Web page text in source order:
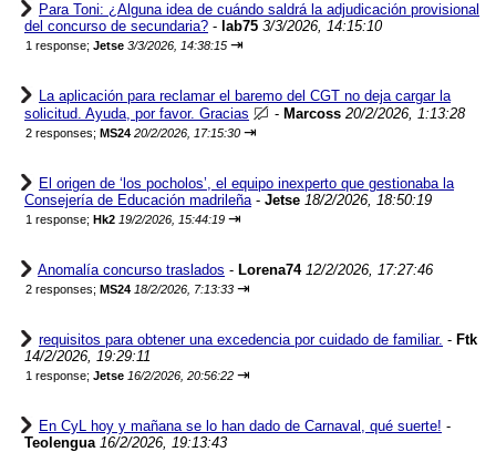
Para Toni: ¿Alguna idea de cuándo saldrá la adjudicación provisional
del concurso de secundaria? - lab75 3/3/2026, 14:15:10
1 response; Jetse 3/3/2026, 14:38:15 ⇥
La aplicación para reclamar el baremo del CGT no deja cargar la
solicitud. Ayuda, por favor. Gracias
- Marcoss 20/2/2026, 1:13:28
2 responses; MS24 20/2/2026, 17:15:30 ⇥
El origen de ‘los pocholos’, el equipo inexperto que gestionaba la
Consejería de Educación madrileña- Jetse 18/2/2026, 18:50:19
1 response; Hk2 19/2/2026, 15:44:19 ⇥
Anomalía concurso traslados - Lorena74 12/2/2026, 17:27:46
2 responses; MS24 18/2/2026, 7:13:33 ⇥
requisitos para obtener una excedencia por cuidado de familiar. - Ftk
14/2/2026, 19:29:11
1 response; Jetse 16/2/2026, 20:56:22 ⇥
En CyL hoy y mañana se lo han dado de Carnaval, qué suerte! -
Teolengua 16/2/2026, 19:13:43